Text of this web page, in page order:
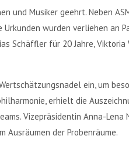
und Musiker geehrt. Neben
wurden verliehen an
Schäffler für 20 Jahre,
ein, um
erhielt die
Vizepräsidentin Anna-
Ausräumen der Probenräume.